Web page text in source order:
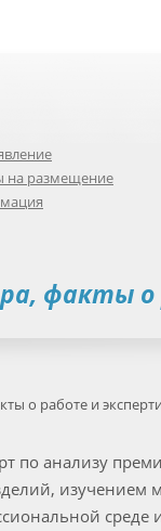
на размещение
факты
о работе и
по анализу
среде